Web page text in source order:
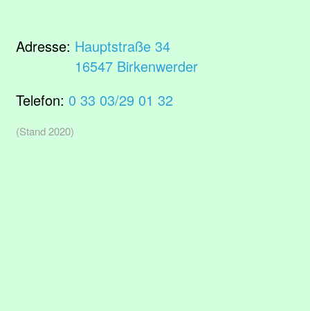
Adresse: Hauptstraße 34
16547 Birkenwerder
Telefon: 0 33 03/29 01 32
(Stand 2020)